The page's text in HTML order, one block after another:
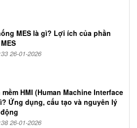
MES là gì? Lợi ích của phần
26-01-2026
mềm HMI (Human Machine Interface
Ứng dụng, cấu tạo và nguyên lý
26-01-2026